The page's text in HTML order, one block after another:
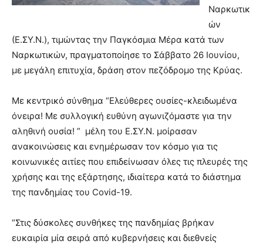
Ναρκωτικ
ών
(Ε.ΣΥ.Ν.), τιμώντας την Παγκόσμια Μέρα κατά των
Ναρκωτικών, πραγματοποίησε το Σάββατο 26 Ιουνίου,
με μεγάλη επιτυχία, δράση στον πεζόδρομο της Κρύας.
Με κεντρικό σύνθημα “Ελεύθερες ουσίες-κλειδωμένα
όνειρα! Με συλλογική ευθύνη αγωνιζόμαστε για την
αληθινή ουσία! ” μέλη του Ε.ΣΥ.Ν. μοίρασαν
ανακοινώσεις και ενημέρωσαν τον κόσμο για τις
κοινωνικές αιτίες που επιδείνωσαν όλες τις πλευρές της
χρήσης και της εξάρτησης, ιδιαίτερα κατά το διάστημα
της πανδημίας του Covid-19.
“Στις δύσκολες συνθήκες της πανδημίας βρήκαν
ευκαιρία μία σειρά από κυβερνήσεις και διεθνείς